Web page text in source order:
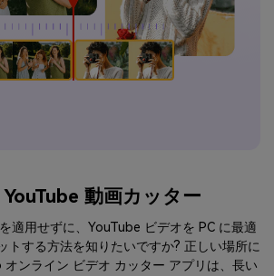
動画カッター
適用せずに、YouTube ビデオを PC に最適
トする方法を知りたいですか? 正しい場所に
ンライン ビデオ カッター アプリは、長い